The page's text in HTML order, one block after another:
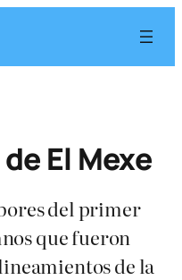
El Mexe
del primer
que fueron
de la